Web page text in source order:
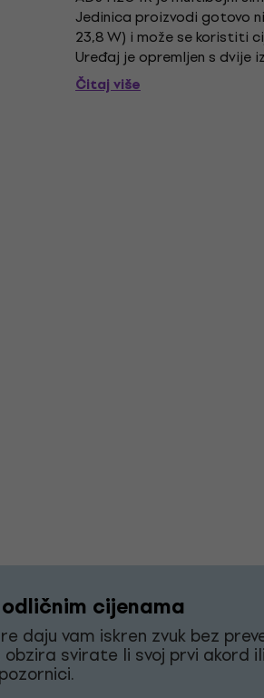
Jedinica proizvodi gotovo
23,8 W) i može se koristiti
Uređaj je opremljen s dvije
je široka zraka...
Čitaj više
cijenama
daju vam iskren zvuk bez
svirate li svoj prvi akord